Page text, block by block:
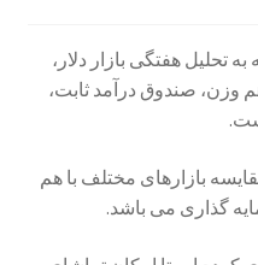
تحلیل هفتگی بازار دلار،
صندوق درآمد ثابت،
بازارهای مختلف با هم
گذاری می باشد.